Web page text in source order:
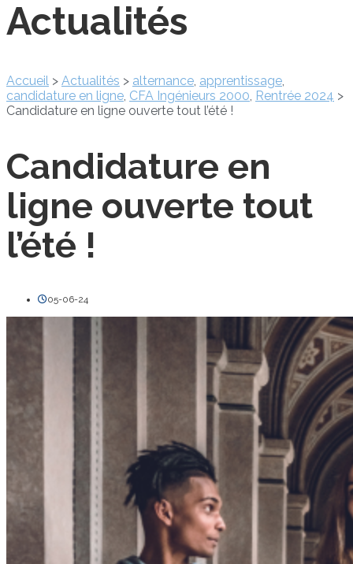
Actualités
Accueil > Actualités > alternance apprentissage
candidature en ligne CFA Ingénieurs 2000 Rentrée 2024 >
Candidature en ligne ouverte tout l’été !
Candidature en
ligne ouverte tout
l’été !
05-06-24